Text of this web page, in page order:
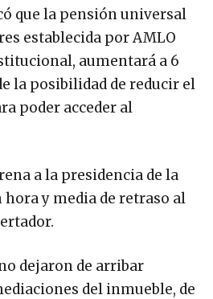
que la pensión universal
establecida por AMLO
aumentará a 6
la posibilidad de reducir el
poder acceder al
a la presidencia de la
y media de retraso al
dejaron de arribar
del inmueble, de